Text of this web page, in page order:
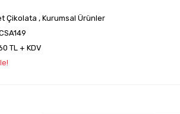
Çikolata , Kurumsal Ürünler
TL + KDV